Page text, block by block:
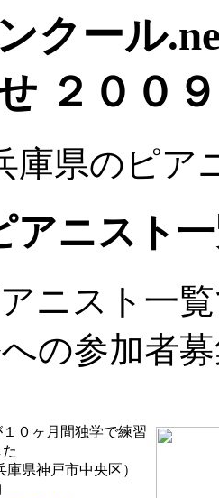
クール
２００９
庫県のピア
アニスト
ニスト一
の参加者
０ヶ月間独学で練習
庫県神戸市中央区）